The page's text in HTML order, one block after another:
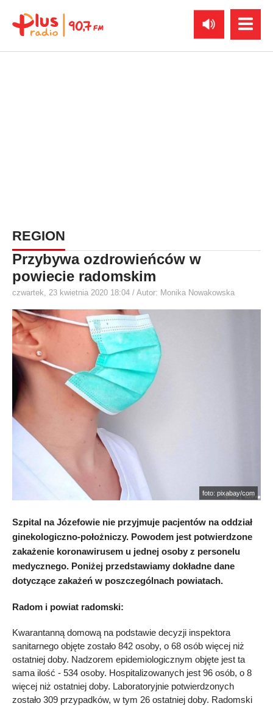
REGION
Przybywa ozdrowieńców w
powiecie radomskim
czwartek, 23 kwietnia 2020 18:04 / Autor: Monika Nowakowska
foto: pixabay/com
Szpital na Józefowie nie przyjmuje pacjentów na oddział
ginekologiczno-położniczy. Powodem jest potwierdzone
zakażenie koronawirusem u jednej osoby z personelu
medycznego. Poniżej przedstawiamy dokładne dane
dotyczące zakażeń w poszczególnach powiatach.
Radom i powiat radomski:
Kwarantanną domową na podstawie decyzji inspektora
sanitarnego objęte zostało 842 osoby, o 68 osób więcej niż
ostatniej doby. Nadzorem epidemiologicznym objęte jest ta
sama ilość - 534 osoby. Hospitalizowanych jest 96 osób, o 8
więcej niż ostatniej doby. Laboratoryjnie potwierdzonych
zostało 309 przypadków, w tym 26 ostatniej doby. Radomski